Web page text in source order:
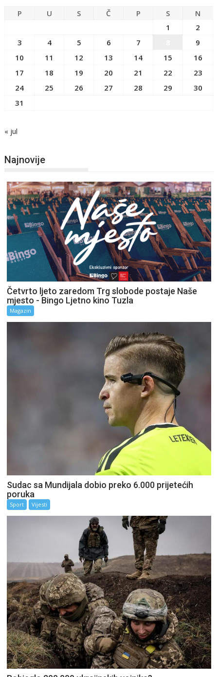
P U S Č P S
N
1
2
3
4 5 6 7
9
10
11 12 13 14 15
16
17
18 19 20 21 22
23
24
25 26 27 28 29
30
31
« jul
Najnovije
Četvrto ljeto zaredom Trg slobode postaje Naše
mjesto - Bingo Ljetno kino Tuzla
Magazin
Sudac sa Mundijala dobio preko 6.000 prijetećih
poruka
Sport Vijesti